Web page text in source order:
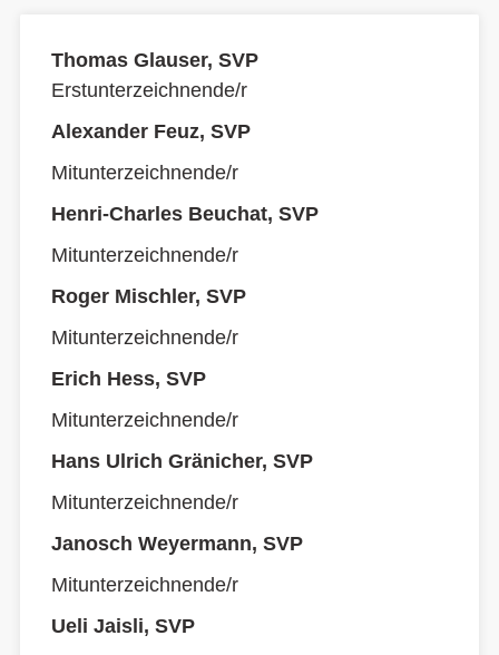
Thomas Glauser, SVP
Erstunterzeichnende/r
Alexander Feuz, SVP
Mitunterzeichnende/r
Henri-Charles Beuchat, SVP
Mitunterzeichnende/r
Roger Mischler, SVP
Mitunterzeichnende/r
Erich Hess, SVP
Mitunterzeichnende/r
Hans Ulrich Gränicher, SVP
Mitunterzeichnende/r
Janosch Weyermann, SVP
Mitunterzeichnende/r
Ueli Jaisli, SVP